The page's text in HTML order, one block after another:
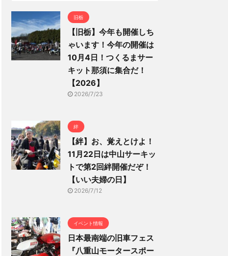
旧栃
【旧栃】今年も開催しち
ゃいます！今年の開催は
10月4日！つくるまサー
キット那須に集合だ！
【2026】
2026/7/23
絆
【絆】お、覚えとけよ！
11月22日は中山サーキッ
トで第2回絆開催だぞ！
【いい夫婦の日】
2026/7/12
イベント情報
日本最南端の旧車フェス
『八重山モータースポー